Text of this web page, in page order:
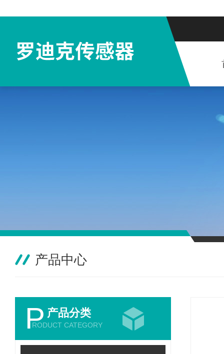
产品中心
P 产品分类
RODUCT CATEGORY